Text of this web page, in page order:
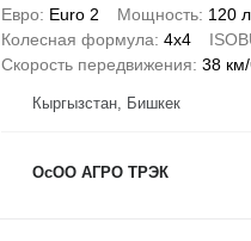
Евро
Euro 2 Мощность 120
Колесная формула 4x4
Скорость передвижения 38
Кыргызстан, Бишкек
ОсОО АГРО ТРЭК